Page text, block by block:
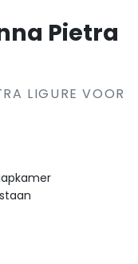
Pietra
LIGURE VOOR